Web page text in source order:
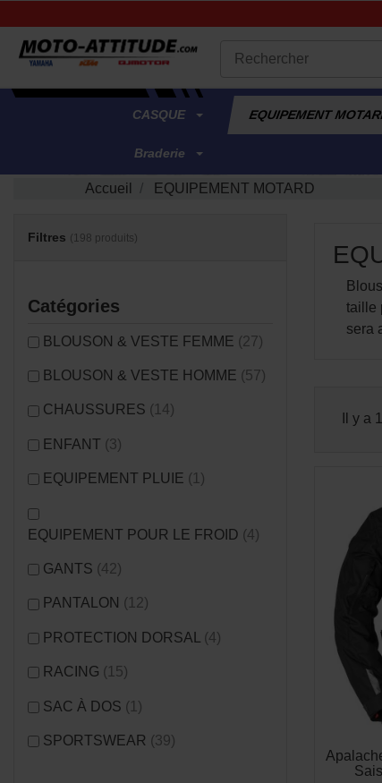
.
CASQUE EQUIPEMENT
Braderie
Accueil EQUIPEMENT MOTARD
Filtres (198 produits)
Catégories
BLOUSON & VESTE FEMME (27)
BLOUSON & VESTE HOMME (57)
CHAUSSURES (14)
ENFANT (3)
EQUIPEMENT PLUIE (1)
EQUIPEMENT POUR LE FROID (4)
GANTS (42)
PANTALON (12)
PROTECTION DORSAL (4)
RACING (15)
SAC À DOS (1)
SPORTSWEAR (39)
taille
sera
Il y a